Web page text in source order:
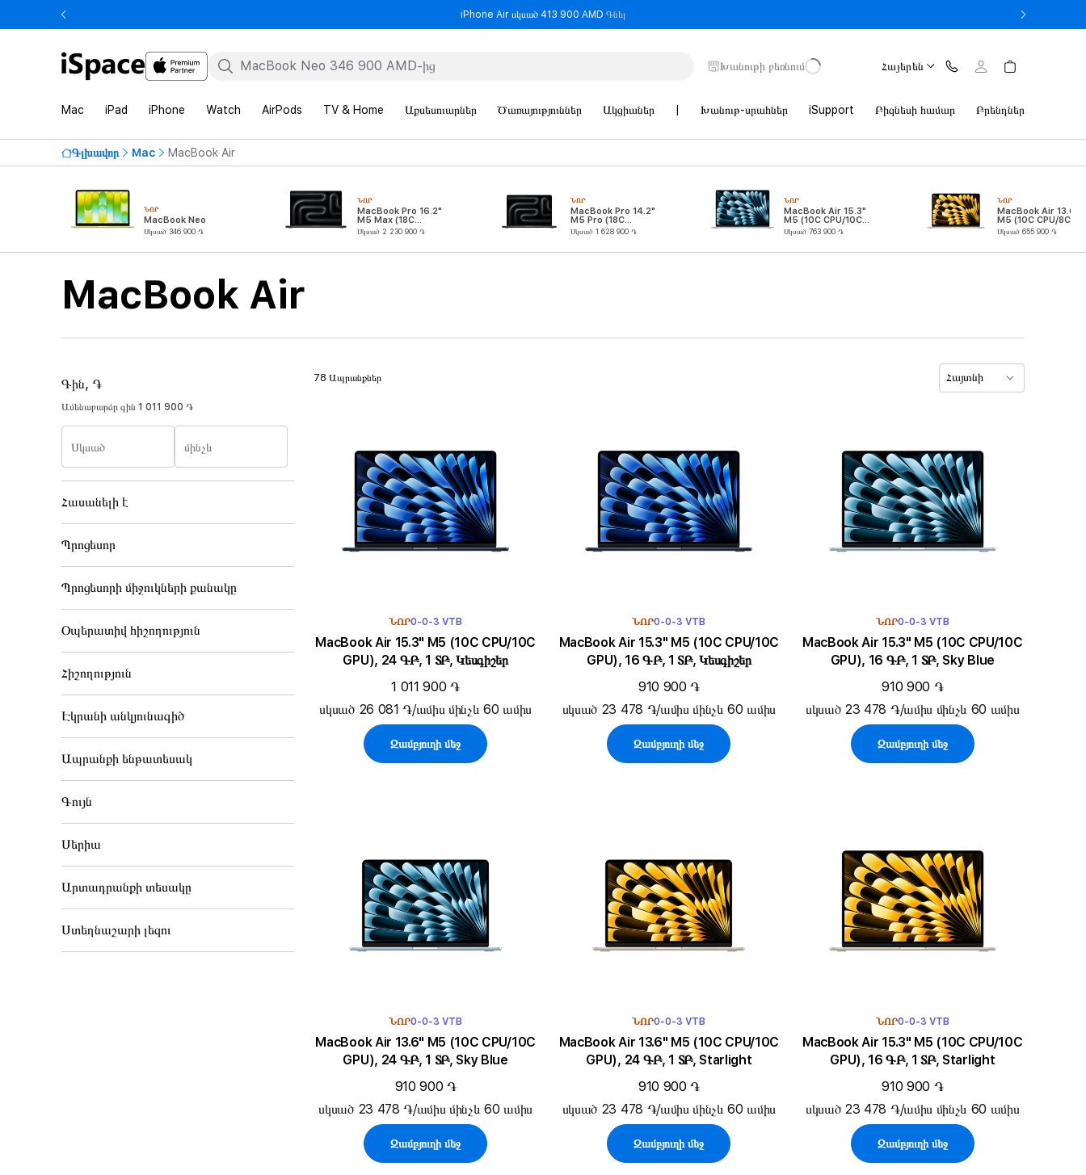
iPhone Air սկսած 413 900 AMD Գնել
Խանութի բեռնում Հայերեն
Mac iPad iPhone Watch AirPods TV & Home Աքսեսուարներ Ծառայություններ Ակցիաներ Խանութ-սրահներ iSupport Բիզնեսի համար Բրենդներ
Գլխավոր Mac MacBook Air
ՆՈՐ
MacBook Neo
Սկսած 346 900 ֏
ՆՈՐ
MacBook Pro 16.2"
M5 Max (18C
CPU/32C GPU)
Սկսած 2 230 900 ֏
ՆՈՐ
MacBook Pro 14.2"
M5 Pro (18C
CPU/20C GPU)
Սկսած 1 628 900 ֏
ՆՈՐ
MacBook Air 15.3"
M5 (10C CPU/10C
GPU)
Սկսած 763 900 ֏
ՆՈՐ
MacBook Air 13.6"
M5 (10C CPU/8C
GPU)
Սկսած 655 900 ֏
MacBook Air
Գին, ֏
Ամենաբարձր գին 1 011 900 ֏
Սկսած մինչև
Հասանելի է
Պրոցեսոր
Պրոցեսորի միջուկների քանակը
Օպերատիվ հիշողություն
Հիշողություն
Էկրանի անկյունագիծ
Ապրանքի ենթատեսակ
Գույն
Սերիա
Արտադրանքի տեսակը
Ստեղնաշարի լեզու
78 Ապրանքներ Հայտնի
ՆՈՐ0-0-3 VTB
MacBook Air 15.3" M5 (10C CPU/10C
GPU), 24 ԳԲ, 1 ՏԲ, Կեսգիշեր
1 011 900 ֏
սկսած 26 081 ֏/ամիս մինչև 60 ամիս
Զամբյուղի մեջ
ՆՈՐ0-0-3 VTB
MacBook Air 15.3" M5 (10C CPU/10C
GPU), 16 ԳԲ, 1 ՏԲ, Կեսգիշեր
910 900 ֏
սկսած 23 478 ֏/ամիս մինչև 60 ամիս
Զամբյուղի մեջ
ՆՈՐ0-0-3 VTB
MacBook Air 15.3" M5 (10C CPU/10C
GPU), 16 ԳԲ, 1 ՏԲ, Sky Blue
910 900 ֏
սկսած 23 478 ֏/ամիս մինչև 60 ամիս
Զամբյուղի մեջ
ՆՈՐ0-0-3 VTB
MacBook Air 13.6" M5 (10C CPU/10C
GPU), 24 ԳԲ, 1 ՏԲ, Sky Blue
910 900 ֏
սկսած 23 478 ֏/ամիս մինչև 60 ամիս
Զամբյուղի մեջ
ՆՈՐ0-0-3 VTB
MacBook Air 13.6" M5 (10C CPU/10C
GPU), 24 ԳԲ, 1 ՏԲ, Starlight
910 900 ֏
սկսած 23 478 ֏/ամիս մինչև 60 ամիս
Զամբյուղի մեջ
ՆՈՐ0-0-3 VTB
MacBook Air 15.3" M5 (10C CPU/10C
GPU), 16 ԳԲ, 1 ՏԲ, Starlight
910 900 ֏
սկսած 23 478 ֏/ամիս մինչև 60 ամիս
Զամբյուղի մեջ